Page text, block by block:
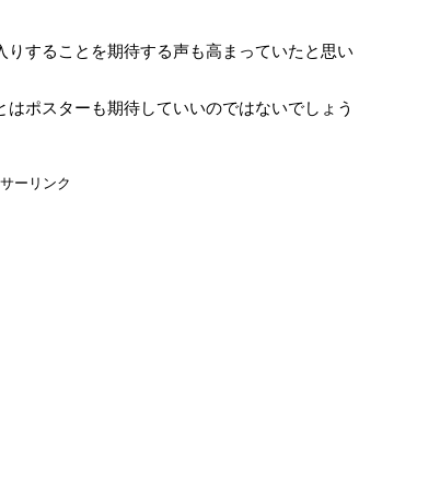
することを期待する声も高まっていたと思い
ポスターも期待していいのではないでしょう
ーリンク